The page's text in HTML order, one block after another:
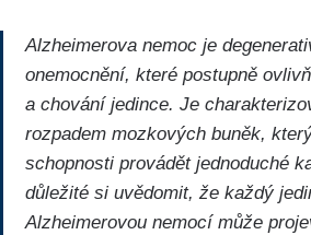
Alzheimerova nemoc je
onemocnění, které postupně
a chování jedince. Je
rozpadem mozkových buněk,
schopnosti provádět jednoduché
důležité si uvědomit, že každý
Alzheimerovou nemocí může